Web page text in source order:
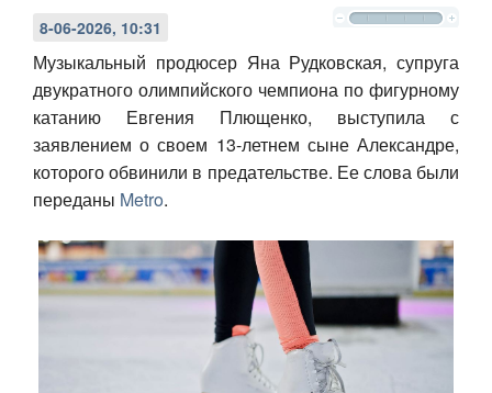
Культура
Медиа
Спорт
Контакты
8-06-2026, 10:31
Музыкальный продюсер Яна Рудковская, супруга
двукратного олимпийского чемпиона по фигурному
катанию Евгения Плющенко, выступила с
заявлением о своем 13-летнем сыне Александре,
которого обвинили в предательстве. Ее слова были
переданы Metro.